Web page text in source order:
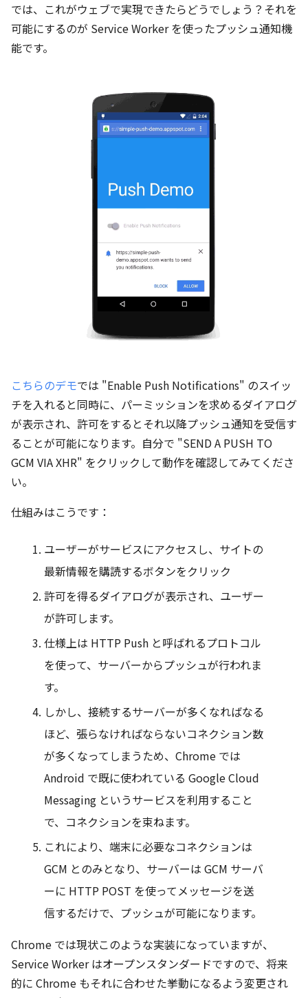
では、これがウェブで実現できたらどうでしょう？それを
可能にするのが Service Worker を使ったプッシュ通知機
能です。
こちらのデモでは "Enable Push Notifications" のスイッ
チを入れると同時に、パーミッションを求めるダイアログ
が表示され、許可をするとそれ以降プッシュ通知を受信す
ることが可能になります。自分で "SEND A PUSH TO
GCM VIA XHR" をクリックして動作を確認してみてくださ
い。
仕組みはこうです：
ユーザーがサービスにアクセスし、サイトの
最新情報を購読するボタンをクリック
許可を得るダイアログが表示され、ユーザー
が許可します。
仕様上は HTTP Push と呼ばれるプロトコル
を使って、サーバーからプッシュが行われま
す。
しかし、接続するサーバーが多くなればなる
ほど、張らなければならないコネクション数
が多くなってしまうため、Chrome では
Android で既に使われている Google Cloud
Messaging というサービスを利用すること
で、コネクションを束ねます。
これにより、端末に必要なコネクションは
GCM とのみとなり、サーバーは GCM サーバ
ーに HTTP POST を使ってメッセージを送
信するだけで、プッシュが可能になります。
Chrome では現状このような実装になっていますが、
Service Worker はオープンスタンダードですので、将来
的に Chrome もそれに合わせた挙動になるよう変更され